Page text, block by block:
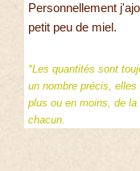
Personnellement
petit peu de miel.
*Les quantités sont
un nombre précis,
plus ou en moins, de
chacun.